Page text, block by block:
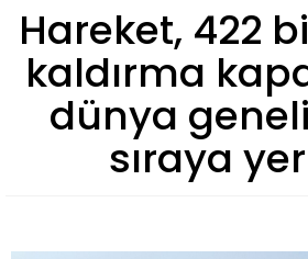
Hareket, 422
kaldırma
dünya
sıraya